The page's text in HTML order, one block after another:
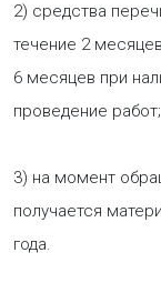
2) средства
течение 2
6 месяцев при
проведение работ;
3) на момент
получается
года.